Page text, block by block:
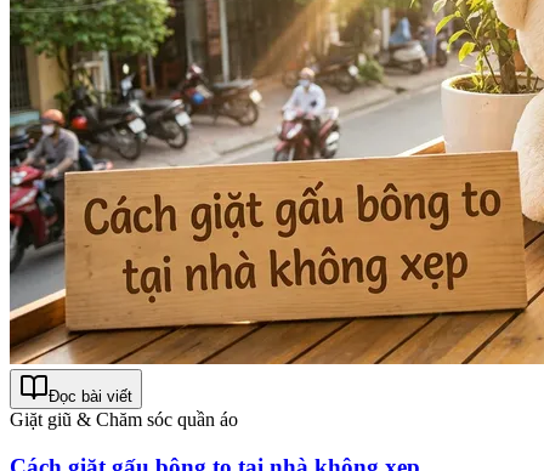
Đọc bài viết
Giặt giũ & Chăm sóc quần áo